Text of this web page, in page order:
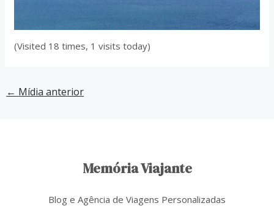
(Visited 18 times, 1 visits today)
← Mídia anterior
Memória Viajante
Blog e Agência de Viagens Personalizadas